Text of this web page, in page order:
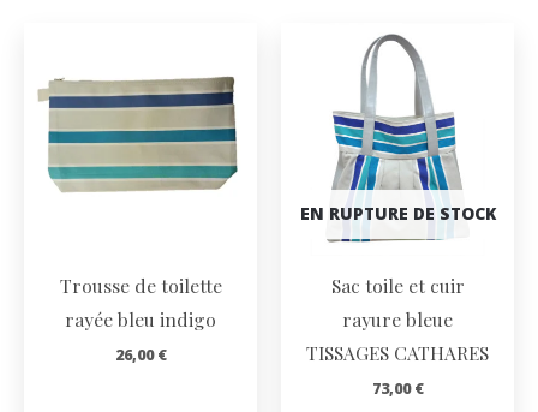
Trousse de toilette
rayée bleu indigo
26,00€
EN RUPTURE DE STOCK
Sac toile et cuir
rayure bleue
TISSAGES CATHARES
73,00€